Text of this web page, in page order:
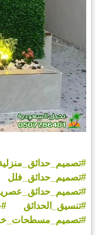
#تصميم_حدائق_فلل
#تنسيق_الحدائق